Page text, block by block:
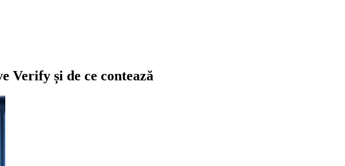
Verify și de ce contează